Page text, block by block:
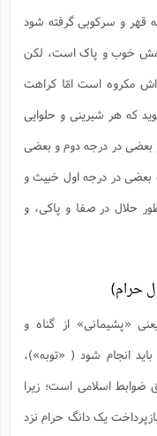
قهر و سرکوبى گرفته شود
خوب و پاک است، لکن
مکروه است امّا کراهت
که هر شیرینى و حلوایى
در درجه دوم و بعضى
در درجه اول خبیث و
حلال در صفا و پاکى، و
حرام)
«پشیمانی» از گناه و
انجام شود (‌ «توبه»)،
ضوابط اسلامی است؛ زیرا
یک دانگ حرام نزد